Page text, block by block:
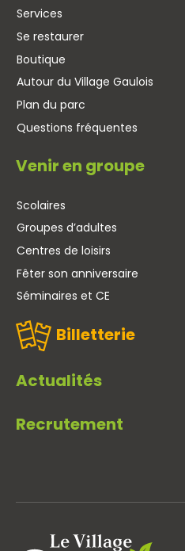
Services
Se restaurer
Boutique
Autour du Village Gaulois
Plan du parc
Questions fréquentes
Venir en groupe
Scolaires
Groupes d’adultes
Centres de loisirs
Fêter son anniversaire
Séminaires et CE
Billetterie
Actualités
Recrutement